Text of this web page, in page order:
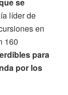
se
líder de
en
160
para
por los